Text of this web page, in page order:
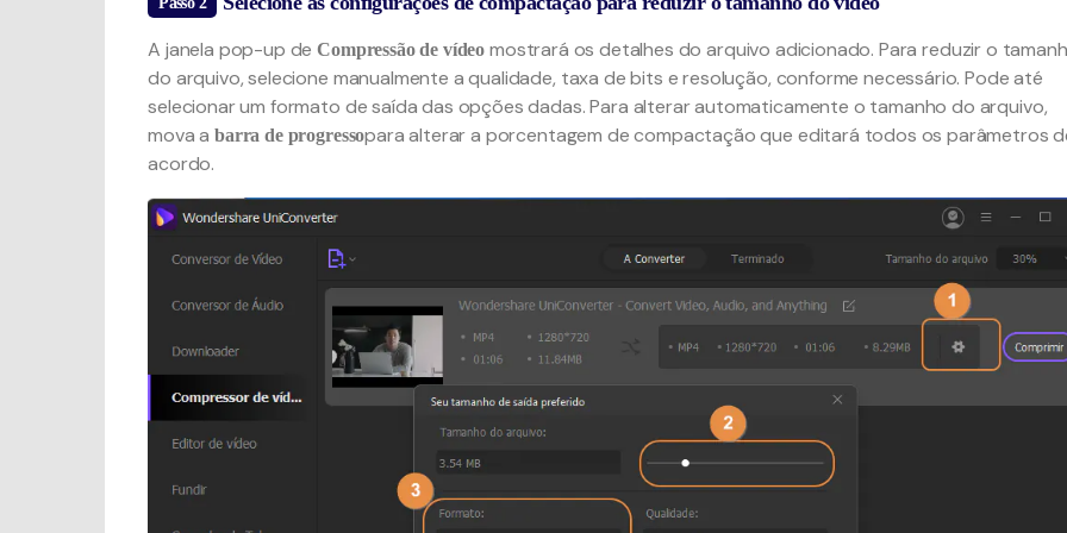
A janela pop-up deCompressão de vídeo mostrará os detalhes do arquivo adicionado. Para reduzir o
do arquivo, selecione manualmente a qualidade, taxa de bits e resolução, conforme necessário. Pode até
selecionar um formato de saída das opções dadas. Para alterar automaticamente o tamanho do arquivo,
mova abarra de progressopara alterar a porcentagem de compactação que editará todos os parâmetros
acordo.